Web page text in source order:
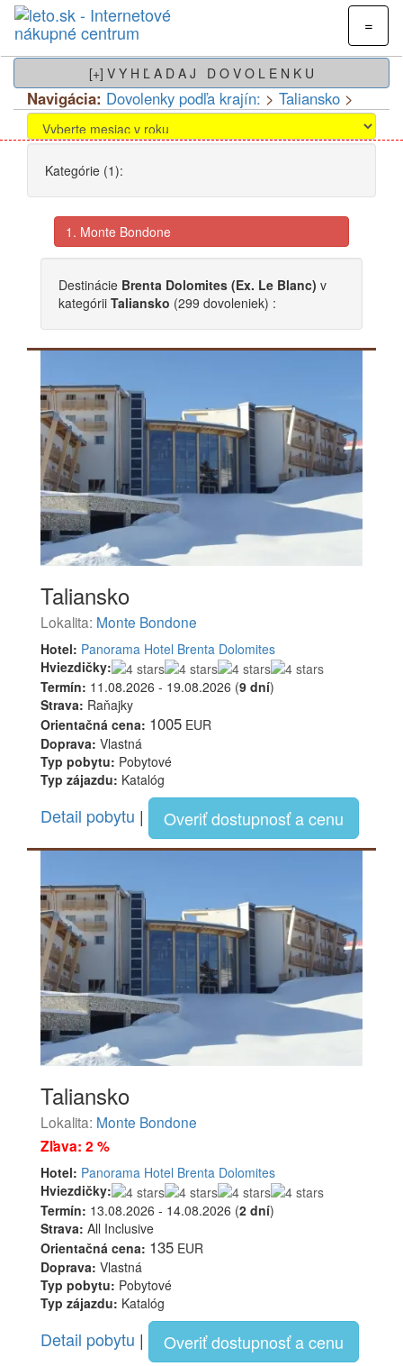
=
[+] V Y H Ľ A D A J D O V O L E N K U
Navigácia: Dovolenky podľa krajín: > Taliansko >
Kategórie (1):
1. Monte Bondone
Destinácie Brenta Dolomites (Ex. Le Blanc) v
kategórii Taliansko (299 dovoleniek) :
Taliansko
Lokalita: Monte Bondone
Hotel: Panorama Hotel Brenta Dolomites
Hviezdičky:
Termín: 11.08.2026 - 19.08.2026 (9 dní)
Strava: Raňajky
Orientačná cena: 1005 EUR
Doprava: Vlastná
Typ pobytu: Pobytové
Typ zájazdu: Katalóg
Detail pobytu | Overiť dostupnosť a cenu
Taliansko
Lokalita: Monte Bondone
Zľava: 2 %
Hotel: Panorama Hotel Brenta Dolomites
Hviezdičky:
Termín: 13.08.2026 - 14.08.2026 (2 dní)
Strava: All Inclusive
Orientačná cena: 135 EUR
Doprava: Vlastná
Typ pobytu: Pobytové
Typ zájazdu: Katalóg
Detail pobytu | Overiť dostupnosť a cenu